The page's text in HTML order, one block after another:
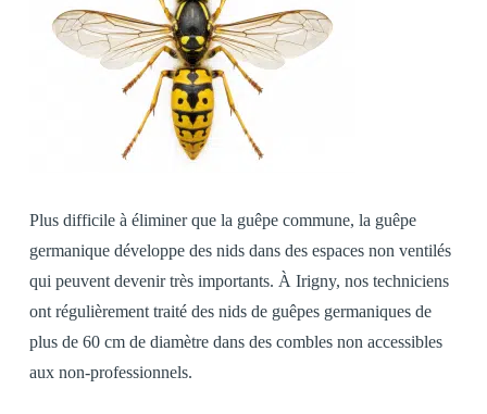
Plus difficile à éliminer que la guêpe commune, la guêpe
germanique développe des nids dans des espaces non ventilés
qui peuvent devenir très importants. À Irigny, nos techniciens
ont régulièrement traité des nids de guêpes germaniques de
plus de 60 cm de diamètre dans des combles non accessibles
aux non-professionnels.